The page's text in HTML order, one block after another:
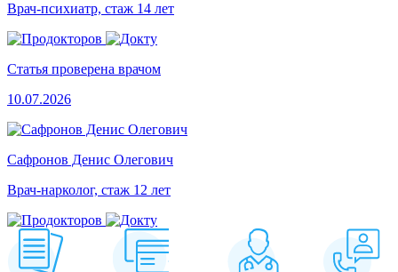
Врач-психиатр, стаж 14 лет
Статья проверена врачом
10.07.2026
Сафронов Денис Олегович
Врач-нарколог, стаж 12 лет